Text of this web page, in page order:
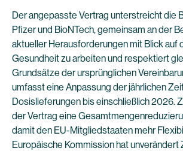
Der angepasste Vertrag unterstreicht die
Pfizer und BioNTech, gemeinsam an der
aktueller Herausforderungen mit Blick auf
Gesundheit zu arbeiten und respektiert
Grundsätze der ursprünglichen
umfasst eine Anpassung der jährlichen
Dosislieferungen bis einschließlich 2026.
der Vertrag eine
damit den EU-Mitgliedstaaten mehr
Europäische Kommission hat unverändert